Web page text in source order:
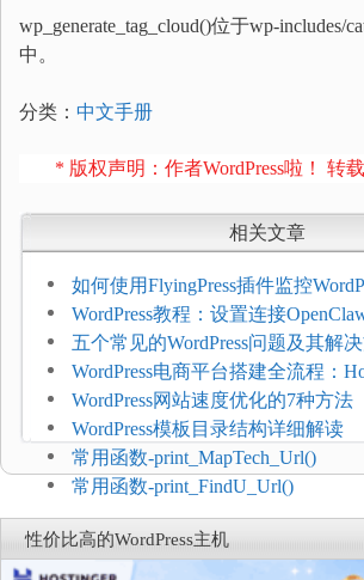
wp_generate_tag_cloud()位于wp-includes/
中。
分类： 中文手册
* 版权声明：作者WordPress啦！ 转
相关文章
如何使用FlyingPress插件监控
网页指标（CWV）
WordPress教程：设置连接
化
五个常见的WordPress问题及其解
WordPress电商平台搭建全流程：
键部署
WordPress网站速度优化的7种方法
WordPress模板目录结构详细解读
常用函数-print_MapTech_Url()
常用函数-print_FindU_Url()
性价比高的WordPress主机